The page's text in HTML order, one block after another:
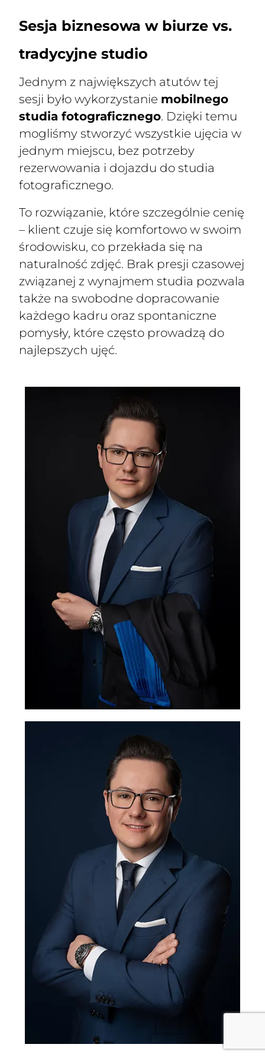
Sesja biznesowa w biurze vs.
tradycyjne studio
Jednym z największych atutów tej
sesji było wykorzystanie mobilnego
studia fotograficznego. Dzięki temu
mogliśmy stworzyć wszystkie ujęcia w
jednym miejscu, bez potrzeby
rezerwowania i dojazdu do studia
fotograficznego.
To rozwiązanie, które szczególnie cenię
– klient czuje się komfortowo w swoim
środowisku, co przekłada się na
naturalność zdjęć. Brak presji czasowej
związanej z wynajmem studia pozwala
także na swobodne dopracowanie
każdego kadru oraz spontaniczne
pomysły, które często prowadzą do
najlepszych ujęć.